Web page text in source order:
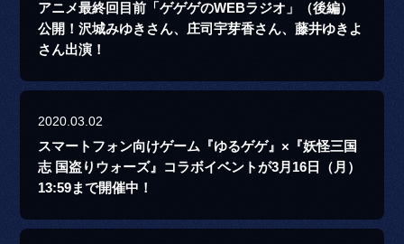
アニメ最終回目前「ゲゲゲのWEBラジオ」（後編）
公開！沢城みゆきさん、庄司宇芽香さん、藤井ゆきよ
さん出演！
2020.03.02
スマートフォン向けゲーム『ゆるゲゲ』×『妖怪三国
志 国盗りウォーズ』コラボイベントが3月16日（月）
13:59まで開催中！